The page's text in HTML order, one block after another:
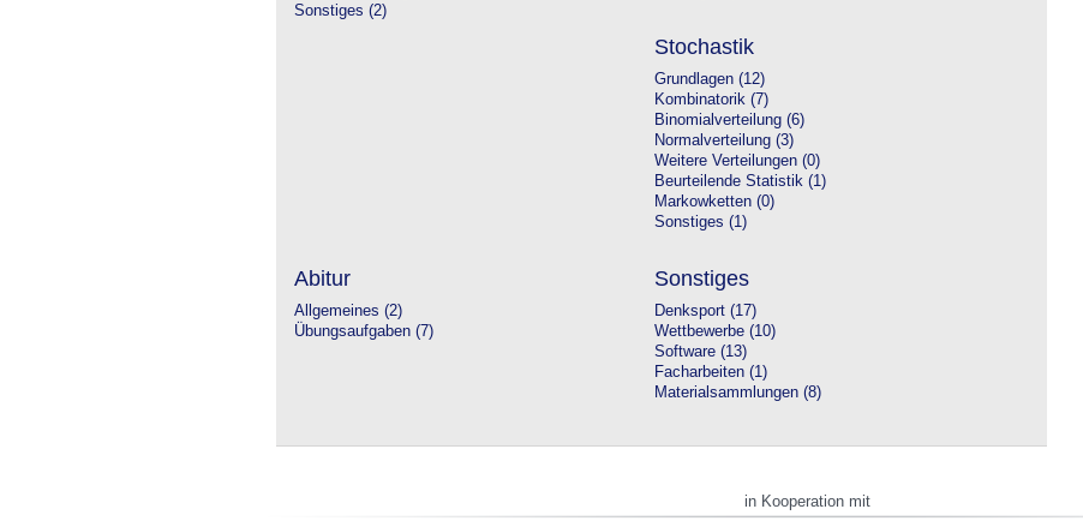
Sonstiges (2)
Stochastik
Grundlagen (12)
Kombinatorik (7)
Binomialverteilung (6)
Normalverteilung (3)
Weitere Verteilungen (0)
Beurteilende Statistik (1)
Markowketten (0)
Sonstiges (1)
Abitur
Allgemeines (2)
Übungsaufgaben (7)
Sonstiges
Denksport (17)
Wettbewerbe (10)
Software (13)
Facharbeiten (1)
Materialsammlungen (8)
in Kooperation mit